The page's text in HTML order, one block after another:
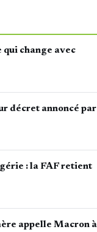
change avec
décret annoncé par
: la FAF retient
appelle Macron à